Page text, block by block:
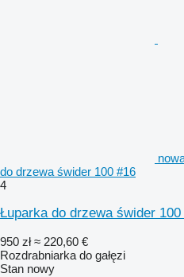
do drzewa świder 100 #16
4
Łuparka do drzewa świder 100
950 zł ≈ 220,60 €
Rozdrabniarka do gałęzi
Stan nowy